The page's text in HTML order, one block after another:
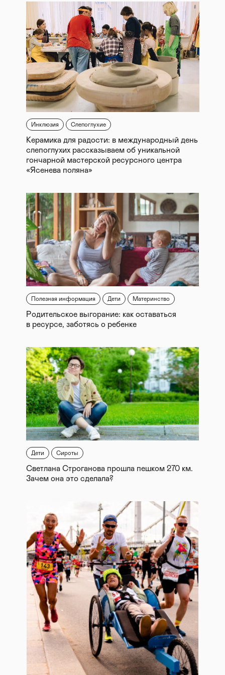
Инклюзия Слепоглухие
Керамика для радости: в международный день
слепоглухих рассказываем об уникальной
гончарной мастерской ресурсного центра
«Ясенева поляна»
Полезная информация Дети Материнство
Родительское выгорание: как оставаться
в ресурсе, заботясь о ребенке
Дети Сироты
Светлана Строганова прошла пешком 270 км.
Зачем она это сделала?